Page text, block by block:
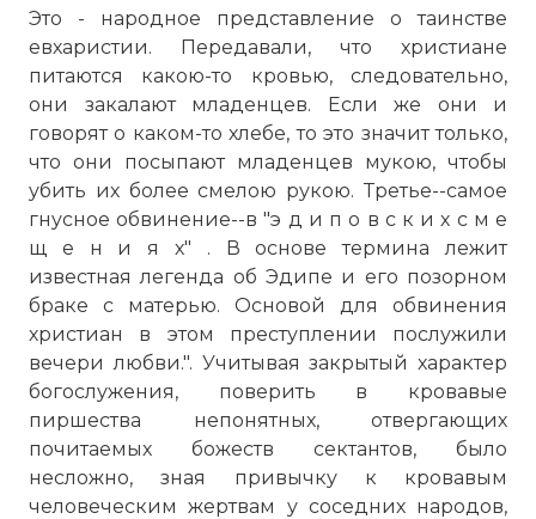
Это - народное представление о таинстве
евхаристии. Передавали, что христиане
питаются какою-то кровью, следовательно,
они закалают младенцев. Если же они и
говорят о каком-то хлебе, то это значит только,
что они посыпают младенцев мукою, чтобы
убить их более смелою рукою. Третье--самое
гнусное обвинение--в "э д и п о в с к и х с м е
щ е н и я х" . В основе термина лежит
известная легенда об Эдипе и его позорном
браке с матерью. Основой для обвинения
христиан в этом преступлении послужили
вечери любви.". Учитывая закрытый характер
богослужения, поверить в кровавые
пиршества непонятных, отвергающих
почитаемых божеств сектантов, было
несложно, зная привычку к кровавым
человеческим жертвам у соседних народов,